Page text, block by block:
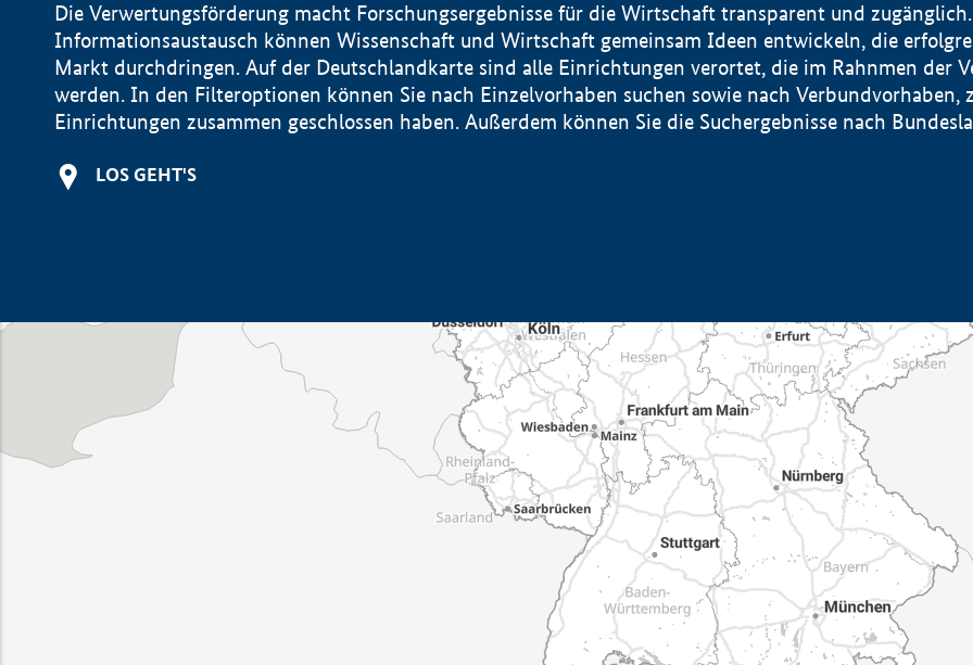
Die Verwertungsförderung macht Forschungsergebnisse für die Wirtschaft transparent und
Informationsaustausch können Wissenschaft und Wirtschaft gemeinsam Ideen entwickeln, die
Markt durchdringen. Auf der Deutschlandkarte sind alle Einrichtungen verortet, die im Rahnmen der
werden. In den Filteroptionen können Sie nach Einzelvorhaben suchen sowie nach Verbundvorhaben,
Einrichtungen zusammen geschlossen haben. Außerdem können Sie die Suchergebnisse nach
LOS GEHT'S